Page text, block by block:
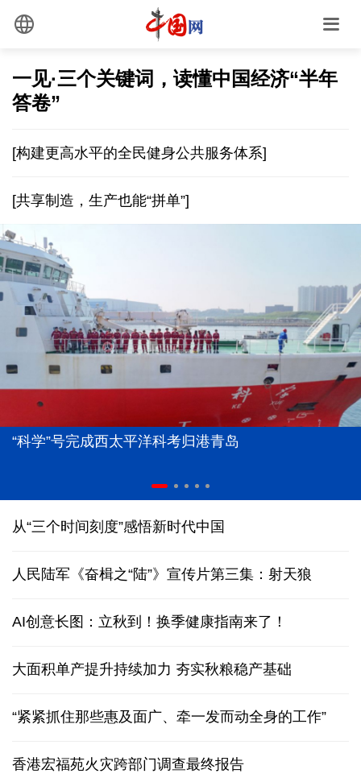
一见·三个关键词，读懂中国经济“半年
答卷”
[构建更高水平的全民健身公共服务体系]
[共享制造，生产也能“拼单”]
“科学”号完成西太平洋科考归港青岛
从“三个时间刻度”感悟新时代中国
人民陆军《奋楫之“陆”》宣传片第三集：射天狼
AI创意长图：立秋到！换季健康指南来了！
大面积单产提升持续加力 夯实秋粮稳产基础
“紧紧抓住那些惠及面广、牵一发而动全身的工作”
香港宏福苑火灾跨部门调查最终报告